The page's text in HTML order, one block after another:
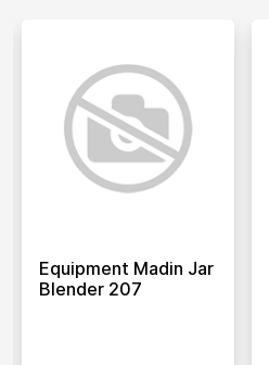
Equipment Madin Jar
Blender 207